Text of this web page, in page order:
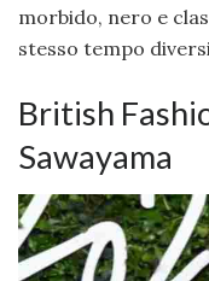
morbido, nero e
stesso tempo
British
Sawayama